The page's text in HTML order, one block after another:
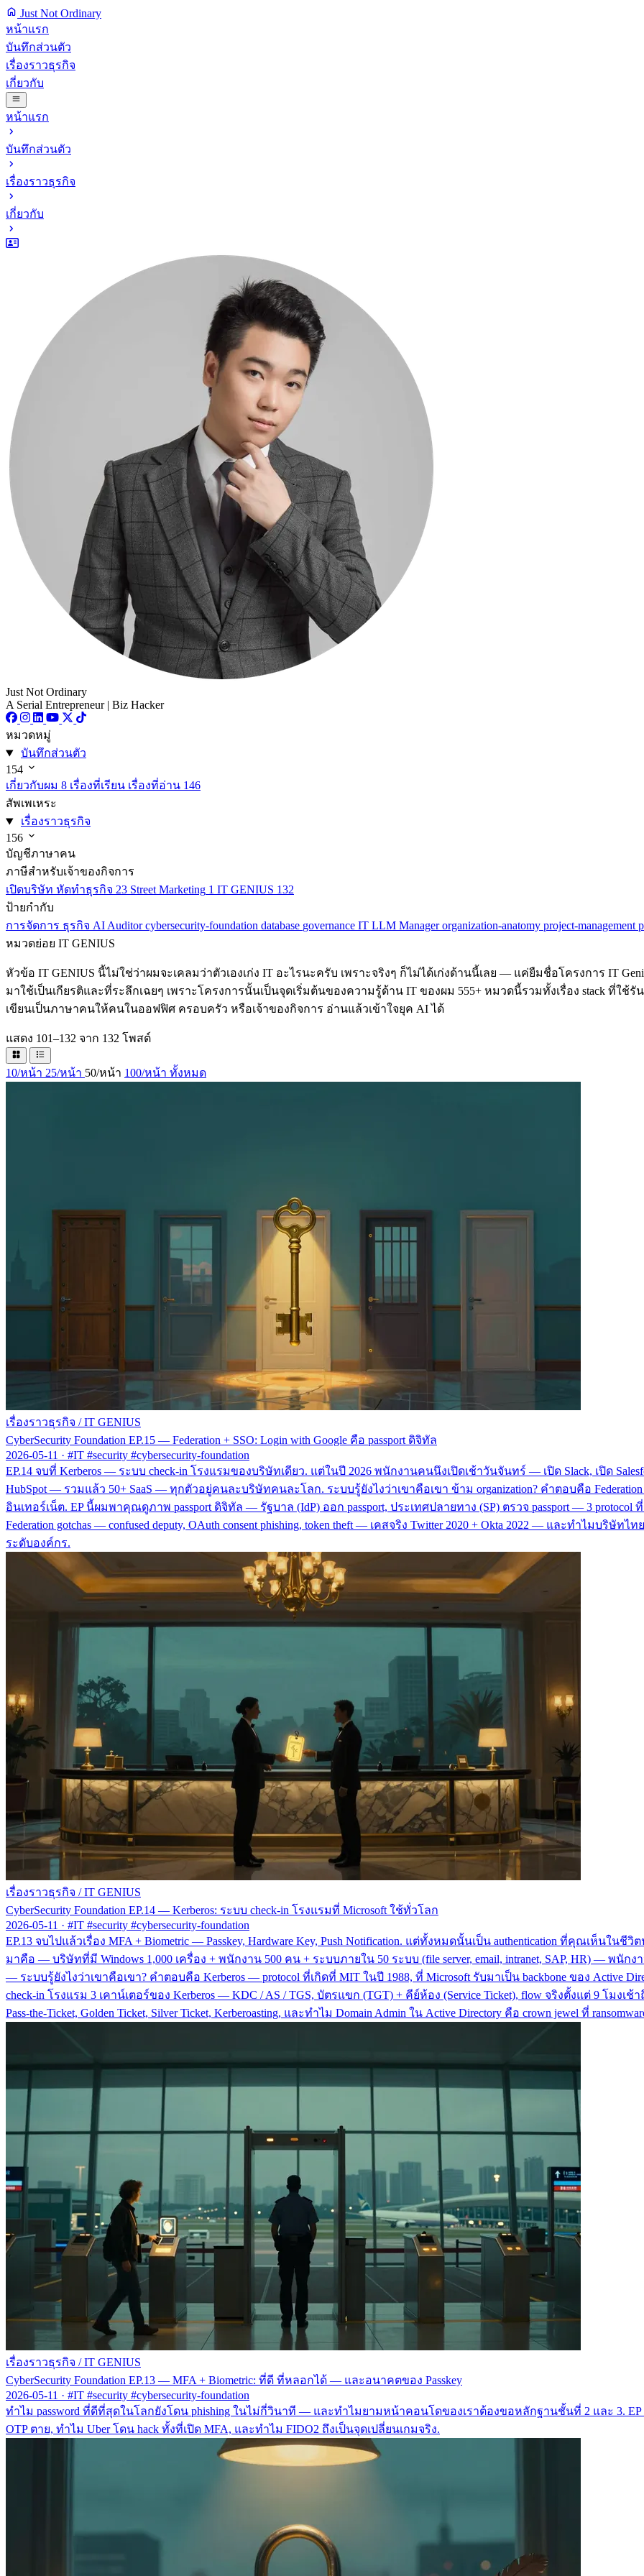
Just Not Ordinary
หน้าแรก
บันทึกส่วนตัว
เรื่องราวธุรกิจ
เกี่ยวกับ
หน้าแรก
บันทึกส่วนตัว
เรื่องราวธุรกิจ
เกี่ยวกับ
Just Not Ordinary
A Serial Entrepreneur | Biz Hacker
หมวดหมู่
บันทึกส่วนตัว
154
เกี่ยวกับผม 8 เรื่องที่เรียน เรื่องที่อ่าน 146
สัพเพเหระ
เรื่องราวธุรกิจ
156
บัญชีภาษาคน
ภาษีสำหรับเจ้าของกิจการ
เปิดบริษัท หัดทำธุรกิจ 23 Street Marketing 1 IT GENIUS 132
ป้ายกำกับ
การจัดการ ธุรกิจ AI Auditorcybersecurity-foundation database governance IT LLM Managerorganization-anatomy project-management
หมวดย่อย IT GENIUS
หัวข้อ IT GENIUS นี้ไม่ใช่ว่าผมจะเคลมว่าตัวเองเก่ง IT อะไรนะครับ เพราะจริงๆ ก็ไม่ได้เก่งด้านนี้เลย — แค่ยืมชื่อโครงการ IT
มาใช้เป็นเกียรติและที่ระลึกเฉยๆ เพราะโครงการนั้นเป็นจุดเริ่มต้นของความรู้ด้าน IT ของผม 555+ หมวดนี้รวมทั้งเรื่อง stack ที่ใช้รัน
เขียนเป็นภาษาคนให้คนในออฟฟิศ ครอบครัว หรือเจ้าของกิจการ อ่านแล้วเข้าใจยุค AI ได้
แสดง 101–132 จาก 132 โพสต์
10/หน้า 25/หน้า 50/หน้า 100/หน้า ทั้งหมด
เรื่องราวธุรกิจ / IT GENIUS
CyberSecurity Foundation EP.15 — Federation + SSO: Login with Google คือ passport ดิจิทัล
2026-05-11 · #IT #security #cybersecurity-foundation
EP.14 จบที่ Kerberos — ระบบ check-in โรงแรมของบริษัทเดียว. แต่ในปี 2026 พนักงานคนนึงเปิดเช้าวันจันทร์ — เปิด Slack, เปิด
HubSpot — รวมแล้ว 50+ SaaS — ทุกตัวอยู่คนละบริษัทคนละโลก. ระบบรู้ยังไงว่าเขาคือเขา ข้าม organization? คำตอบคือ
อินเทอร์เน็ต. EP นี้ผมพาคุณดูภาพ passport ดิจิทัล — รัฐบาล (IdP) ออก passport, ประเทศปลายทาง (SP) ตรวจ passport — 3 protocol
Federation gotchas — confused deputy, OAuth consent phishing, token theft — เคสจริง Twitter 2020 + Okta 2022 — และทำไมบริษัท
ระดับองค์กร.
เรื่องราวธุรกิจ / IT GENIUS
CyberSecurity Foundation EP.14 — Kerberos: ระบบ check-in โรงแรมที่ Microsoft ใช้ทั่วโลก
2026-05-11 · #IT #security #cybersecurity-foundation
EP.13 จบไปแล้วเรื่อง MFA + Biometric — Passkey, Hardware Key, Push Notification. แต่ทั้งหมดนั้นเป็น authentication ที่คุณเห็นใน
มาคือ — บริษัทที่มี Windows 1,000 เครื่อง + พนักงาน 500 คน + ระบบภายใน 50 ระบบ (file server, email, intranet, SAP, HR) — พนัก
— ระบบรู้ยังไงว่าเขาคือเขา? คำตอบคือ Kerberos — protocol ที่เกิดที่ MIT ในปี 1988, ที่ Microsoft รับมาเป็น backbone ของ
check-in โรงแรม 3 เคาน์เตอร์ของ Kerberos — KDC / AS / TGS, บัตรแขก (TGT) + คีย์ห้อง (Service Ticket), flow จริงตั้งแต่ 9 โมงเ
Pass-the-Ticket, Golden Ticket, Silver Ticket, Kerberoasting, และทำไม Domain Admin ใน Active Directory คือ crown jewel ที่
เรื่องราวธุรกิจ / IT GENIUS
CyberSecurity Foundation EP.13 — MFA + Biometric: ที่ดี ที่หลอกได้ — และอนาคตของ Passkey
2026-05-11 · #IT #security #cybersecurity-foundation
ทำไม password ที่ดีที่สุดในโลกยังโดน phishing ในไม่กี่วินาที — และทำไมยามหน้าคอนโดของเราต้องขอหลักฐานชั้นที่ 2 และ 3. EP
OTP ตาย, ทำไม Uber โดน hack ทั้งที่เปิด MFA, และทำไม FIDO2 ถึงเป็นจุดเปลี่ยนเกมจริง.